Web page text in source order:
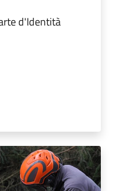
d'Identità